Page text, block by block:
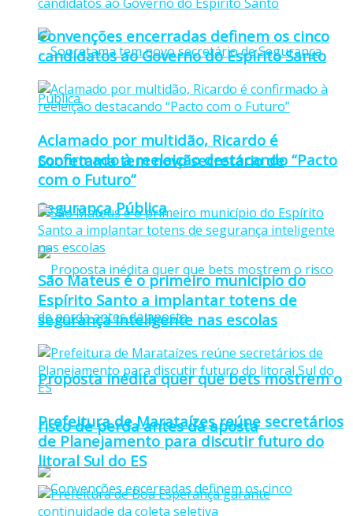
Sooretama tem novo secretário de
Segurança Pública
Proposta inédita quer que bets mostrem o
risco de perda antes da aposta
Convenções encerradas definem os cinco
candidatos ao Governo do Espírito Santo
Aclamado por multidão, Ricardo é
confirmado à reeleição destacando “Pacto
com o Futuro”
São Mateus é o primeiro município do
Espírito Santo a implantar totens de
segurança inteligente nas escolas
Prefeitura de Marataízes reúne secretários
de Planejamento para discutir futuro do
litoral Sul do ES